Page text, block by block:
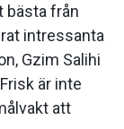
bästa från
intressanta
Gzim Salihi
är inte
att